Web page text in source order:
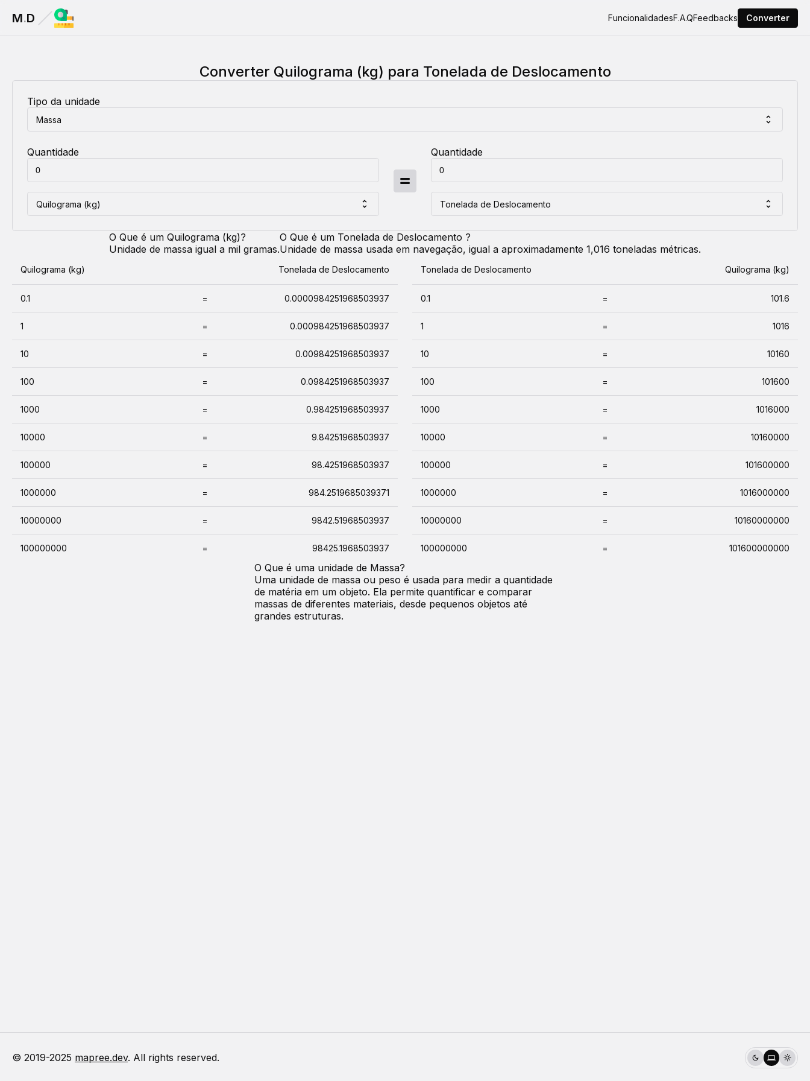
M.D FuncionalidadesF.A.QFeedbacks Converter
Converter Quilograma (kg) para Tonelada de Deslocamento
Tipo da unidade
Massa
Quantidade
Quilograma (kg)
Quantidade
Tonelada de Deslocamento
O Que é um Quilograma (kg)?
Unidade de massa igual a mil gramas.
O Que é um Tonelada de Deslocamento ?
Unidade de massa usada em navegação, igual a aproximadamente 1,016 toneladas métricas.
Quilograma (kg) Tonelada de Deslocamento
0.1 = 0.0000984251968503937
1 = 0.000984251968503937
10 = 0.00984251968503937
100 = 0.0984251968503937
1000 = 0.984251968503937
10000 = 9.84251968503937
100000 = 98.4251968503937
1000000 = 984.2519685039371
10000000 = 9842.51968503937
100000000 = 98425.1968503937
Tonelada de Deslocamento Quilograma (kg)
0.1 = 101.6
1 = 1016
10 = 10160
100 = 101600
1000 = 1016000
10000 = 10160000
100000 = 101600000
1000000 = 1016000000
10000000 = 10160000000
100000000 = 101600000000
O Que é uma unidade de Massa?
Uma unidade de massa ou peso é usada para medir a quantidade
de matéria em um objeto. Ela permite quantificar e comparar
massas de diferentes materiais, desde pequenos objetos até
grandes estruturas.
© 2019-2025 mapree.dev. All rights reserved.